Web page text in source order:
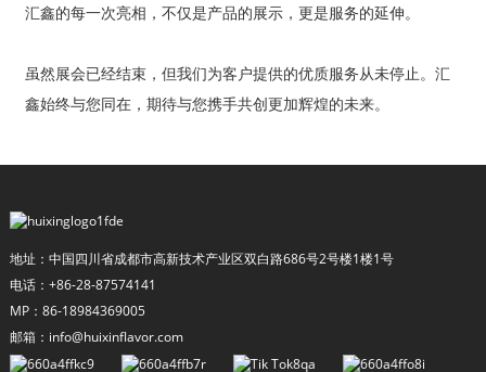
汇鑫的每一次亮相，不仅是产品的展示，更是服务的延伸。
虽然展会已经结束，但我们为客户提供的优质服务从未停止。汇
鑫始终与您同在，期待与您携手共创更加辉煌的未来。
地址：中国四川省成都市高新技术产业区双白路686号2号楼1楼1号
电话：+86-28-87574141
MP：86-18984369005
邮箱：info@huixinflavor.com